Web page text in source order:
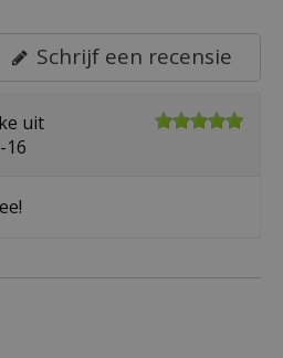
Schrijf een recensie
uit
16